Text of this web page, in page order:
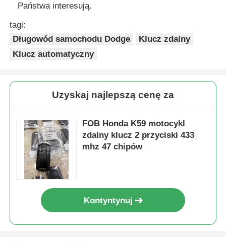
Państwa interesują.
tagi:
Długowód samochodu Dodge
Klucz zdalny
Klucz automatyczny
Uzyskaj najlepszą cenę za
FOB Honda K59 motocykl
zdalny klucz 2 przyciski 433
mhz 47 chipów
Kontyntynuj